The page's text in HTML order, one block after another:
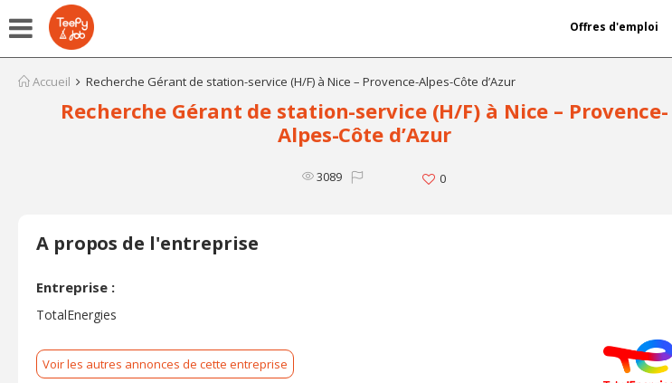
Offres d'emploi
Accueil Recherche Gérant de station-service (H/F) à Nice – Provence-Alpes-Côte d’Azur
Recherche Gérant de station-service (H/F) à Nice – Provence-
Alpes-Côte d’Azur
3089 0
A propos de l'entreprise
Entreprise :
TotalEnergies
Voir les autres annonces de cette entreprise